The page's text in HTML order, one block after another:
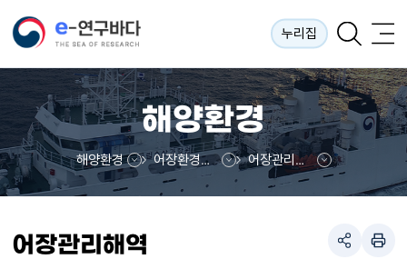
누리집
해양환경
해양환경 어장환경정보망 어장관리해역
어장관리해역